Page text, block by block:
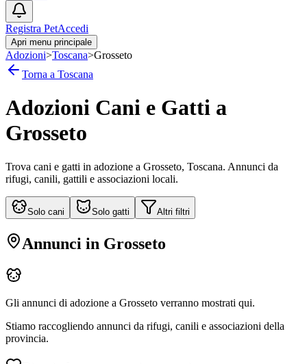
Registra PetAccedi
Apri menu principale
Adozioni>Toscana>Grosseto
Torna a Toscana
Adozioni Cani e Gatti a
Grosseto
Trova cani e gatti in adozione a Grosseto, Toscana. Annunci da
rifugi, canili, gattili e associazioni locali.
Solo cani Solo gatti Altri filtri
Annunci in Grosseto
Gli annunci di adozione a Grosseto verranno mostrati qui.
Stiamo raccogliendo annunci da rifugi, canili e associazioni della
provincia.